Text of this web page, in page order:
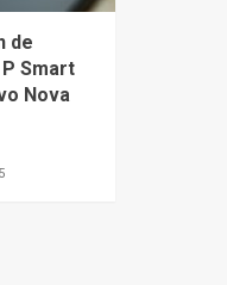
de
P Smart
Nova